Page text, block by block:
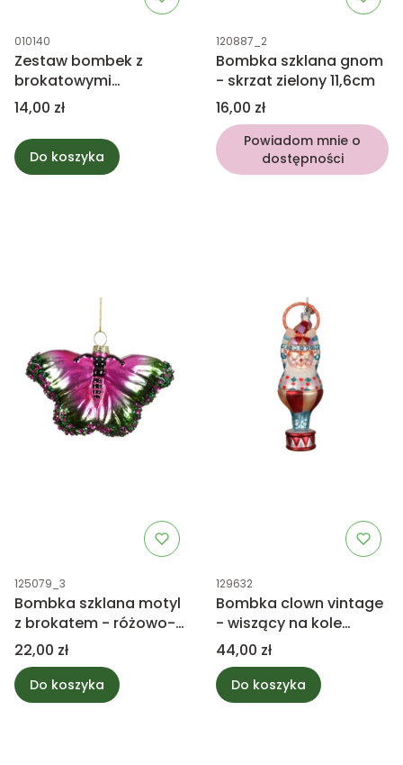
Kod produktu
010140
Zestaw bombek z
brokatowymi
zdobieniami - mix 3cm
Cena
14,00 zł
Do koszyka
Kod produktu
120887_2
Bombka szklana gnom
- skrzat zielony 11,6cm
Cena
16,00 zł
Powiadom mnie o
dostępności
Kod produktu
125079_3
Bombka szklana motyl
z brokatem - różowo-
zielony 8cm
Cena
22,00 zł
Do koszyka
Kod produktu
129632
Bombka clown vintage
- wiszący na kole
16,5cm
Cena
44,00 zł
Do koszyka